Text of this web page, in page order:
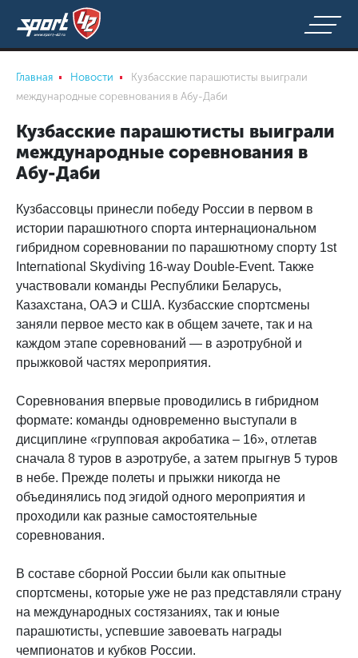
Главная Новости
Кузбасские парашютисты выиграли
международные соревнования в Абу-Даби
Кузбасские парашютисты выиграли
международные соревнования в
Абу-Даби
Кузбассовцы принесли победу России в первом в
истории парашютного спорта интернациональном
гибридном соревновании по парашютному спорту 1st
International Skydiving 16-way Double-Event. Также
участвовали команды Республики Беларусь,
Казахстана, ОАЭ и США. Кузбасские спортсмены
заняли первое место как в общем зачете, так и на
каждом этапе соревнований — в аэротрубной и
прыжковой частях мероприятия.
Соревнования впервые проводились в гибридном
формате: команды одновременно выступали в
дисциплине «групповая акробатика – 16», отлетав
сначала 8 туров в аэротрубе, а затем прыгнув 5 туров
в небе. Прежде полеты и прыжки никогда не
объединялись под эгидой одного мероприятия и
проходили как разные самостоятельные
соревнования.
В составе сборной России были как опытные
спортсмены, которые уже не раз представляли страну
на международных состязаниях, так и юные
парашютисты, успевшие завоевать награды
чемпионатов и кубков России.